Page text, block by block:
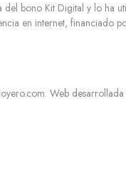
del bono Kit Digital y lo ha
en internet, financiado
Web